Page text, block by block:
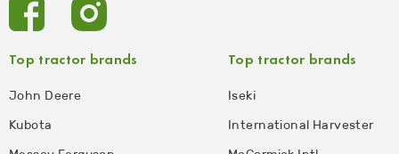
Top tractor brands
John Deere
Kubota
Top tractor brands
Iseki
International Harvester